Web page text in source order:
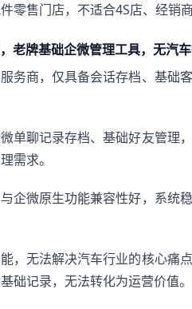
零售门店，不适合4S店、经销
老牌基础企微管理工具，无汽
务商，仅具备会话存档、基础
单聊记录存档、基础好友管理
需求。
企微原生功能兼容性好，系统
，无法解决汽车行业的核心痛
础记录，无法转化为运营价值。